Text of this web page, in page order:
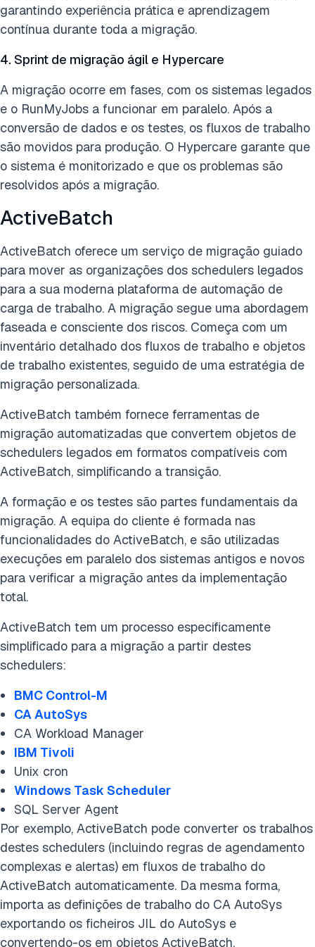
garantindo experiência prática e aprendizagem
contínua durante toda a migração.
4. Sprint de migração ágil e Hypercare
A migração ocorre em fases, com os sistemas legados
e o RunMyJobs a funcionar em paralelo. Após a
conversão de dados e os testes, os fluxos de trabalho
são movidos para produção. O Hypercare garante que
o sistema é monitorizado e que os problemas são
resolvidos após a migração.
ActiveBatch
ActiveBatch oferece um serviço de migração guiado
para mover as organizações dos schedulers legados
para a sua moderna plataforma de automação de
carga de trabalho. A migração segue uma abordagem
faseada e consciente dos riscos. Começa com um
inventário detalhado dos fluxos de trabalho e objetos
de trabalho existentes, seguido de uma estratégia de
migração personalizada.
ActiveBatch também fornece ferramentas de
migração automatizadas que convertem objetos de
schedulers legados em formatos compatíveis com
ActiveBatch, simplificando a transição.
A formação e os testes são partes fundamentais da
migração. A equipa do cliente é formada nas
funcionalidades do ActiveBatch, e são utilizadas
execuções em paralelo dos sistemas antigos e novos
para verificar a migração antes da implementação
total.
ActiveBatch tem um processo especificamente
simplificado para a migração a partir destes
schedulers:
BMC Control-M
CA AutoSys
CA Workload Manager
IBM Tivoli
Unix cron
Windows Task Scheduler
SQL Server Agent​
Por exemplo, ActiveBatch pode converter os trabalhos
destes schedulers (incluindo regras de agendamento
complexas e alertas) em fluxos de trabalho do
ActiveBatch automaticamente. Da mesma forma,
importa as definições de trabalho do CA AutoSys
exportando os ficheiros JIL do AutoSys e
convertendo-os em objetos ActiveBatch.